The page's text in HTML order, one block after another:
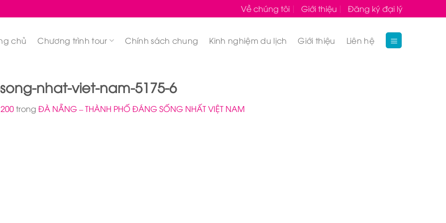
Về chúng tôi Giới thiệu Đăng ký đại lý
chủ Chương trình tour Chính sách chung Kinh nghiệm du lịch Giới thiệu Liên hệ
nhat-viet-nam-5175-6
trong ĐÀ NẴNG – THÀNH PHỐ ĐÁNG SỐNG NHẤT VIỆT NAM